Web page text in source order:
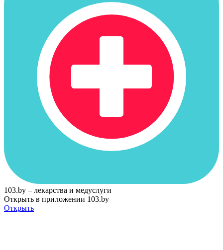
103.by – лекарства и медуслуги
Открыть в приложении 103.by
Открыть